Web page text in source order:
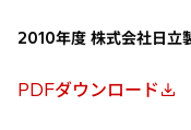
2010年度 株式会社日立
PDFダウンロード
新